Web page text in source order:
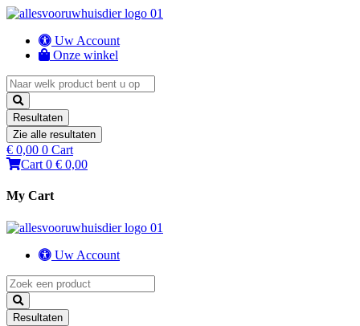
Uw Account
Onze winkel
Search
...
Resultaten
Zie alle resultaten
€ 0,00 0 Cart
Cart 0 € 0,00
My Cart
Uw Account
Search
...
Resultaten